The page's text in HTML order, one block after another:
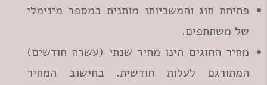
פתיחת חוג והמשכיותו מותנית במספר מינימלי
של משתתפים.
מחיר החוגים הינו מחיר שנתי (עשרה חודשים)
המתורגם לעלות חודשית. בחישוב המחיר